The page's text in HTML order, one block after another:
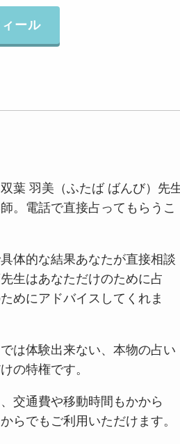
ール
葉 羽美（ふたば ばんび）先
。電話で直接占ってもらうこ
体的な結果あなたが直接相談
生はあなただけのために占
めにアドバイスしてくれま
は体験出来ない、本物の占い
の特権です。
交通費や移動時間もかから
らでもご利用いただけます。